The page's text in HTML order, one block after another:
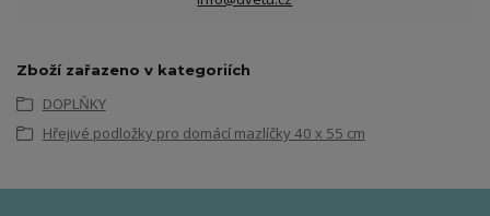
Zboží zařazeno v kategoriích
DOPLŇKY
Hřejivé podložky pro domácí mazlíčky 40 x 55 cm